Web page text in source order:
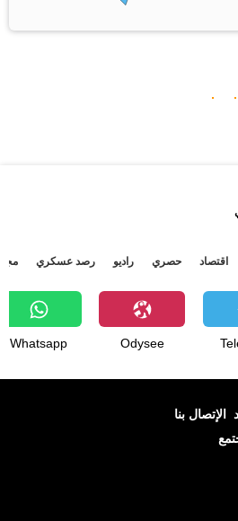
اقتصاد حصري راديو رصد عسكري
Odysee
Whatsapp
الإتصال بنا